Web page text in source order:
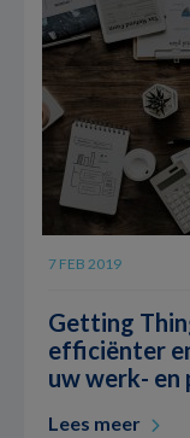
7 FEB 2019
Getting
efficiënter
uw werk- en
Lees meer